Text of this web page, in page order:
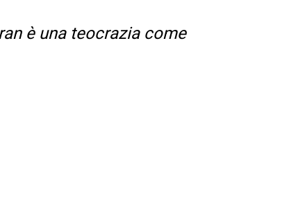
è una teocrazia come